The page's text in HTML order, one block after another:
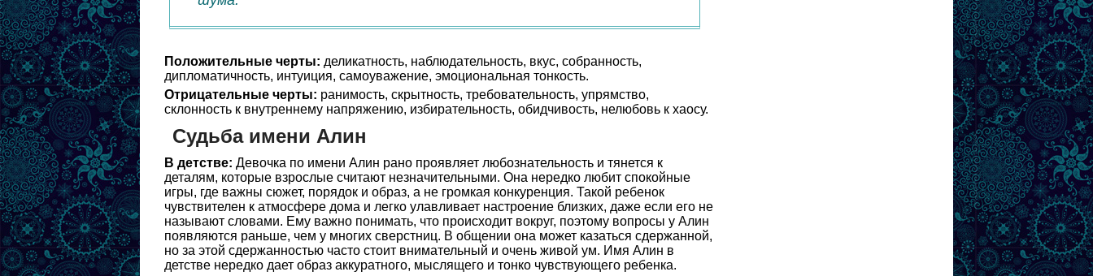
Положительные черты: деликатность, наблюдательность, вкус, собранность,
дипломатичность, интуиция, самоуважение, эмоциональная тонкость.
Отрицательные черты: ранимость, скрытность, требовательность, упрямство,
склонность к внутреннему напряжению, избирательность, обидчивость, нелюбовь к хаосу.
Судьба имени Алин
В детстве: Девочка по имени Алин рано проявляет любознательность и тянется к
деталям, которые взрослые считают незначительными. Она нередко любит спокойные
игры, где важны сюжет, порядок и образ, а не громкая конкуренция. Такой ребенок
чувствителен к атмосфере дома и легко улавливает настроение близких, даже если его не
называют словами. Ему важно понимать, что происходит вокруг, поэтому вопросы у Алин
появляются раньше, чем у многих сверстниц. В общении она может казаться сдержанной,
но за этой сдержанностью часто стоит внимательный и очень живой ум. Имя Алин в
детстве нередко дает образ аккуратного, мыслящего и тонко чувствующего ребенка.